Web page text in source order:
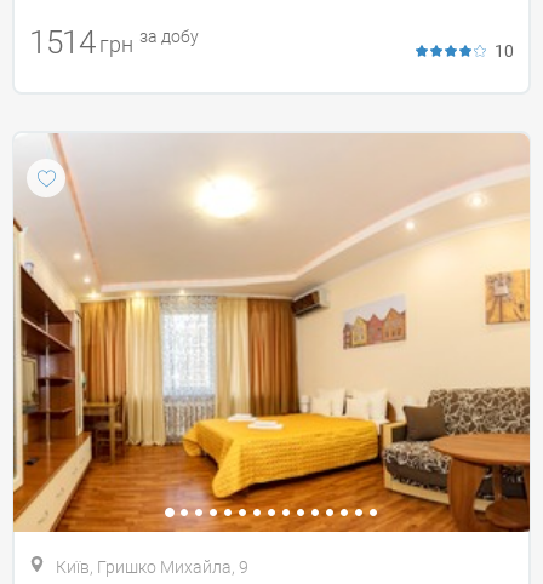
1514 грн за добу
10
Київ, Гришко Михайла, 9